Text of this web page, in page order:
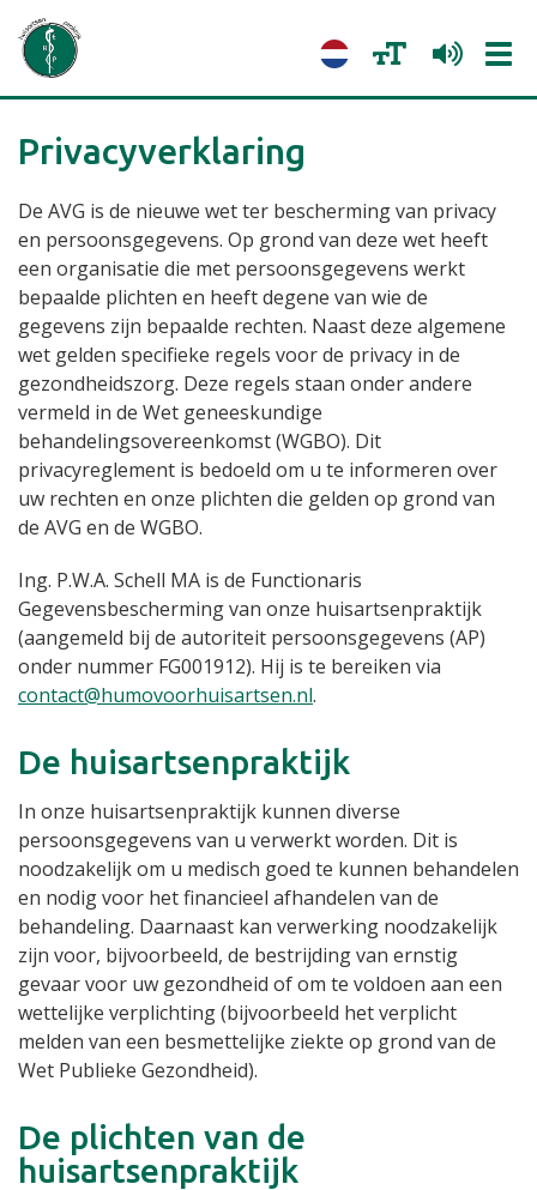
Privacyverklaring
De AVG is de nieuwe wet ter bescherming van privacy
en persoonsgegevens. Op grond van deze wet heeft
een organisatie die met persoonsgegevens werkt
bepaalde plichten en heeft degene van wie de
gegevens zijn bepaalde rechten. Naast deze algemene
wet gelden specifieke regels voor de privacy in de
gezondheidszorg. Deze regels staan onder andere
vermeld in de Wet geneeskundige
behandelingsovereenkomst (WGBO). Dit
privacyreglement is bedoeld om u te informeren over
uw rechten en onze plichten die gelden op grond van
de AVG en de WGBO.
Ing. P.W.A. Schell MA is de Functionaris
Gegevensbescherming van onze huisartsenpraktijk
(aangemeld bij de autoriteit persoonsgegevens (AP)
onder nummer FG001912). Hij is te bereiken via
contact@humovoorhuisartsen.nl.
De huisartsenpraktijk
In onze huisartsenpraktijk kunnen diverse
persoonsgegevens van u verwerkt worden. Dit is
noodzakelijk om u medisch goed te kunnen behandelen
en nodig voor het financieel afhandelen van de
behandeling. Daarnaast kan verwerking noodzakelijk
zijn voor, bijvoorbeeld, de bestrijding van ernstig
gevaar voor uw gezondheid of om te voldoen aan een
wettelijke verplichting (bijvoorbeeld het verplicht
melden van een besmettelijke ziekte op grond van de
Wet Publieke Gezondheid).
De plichten van de
huisartsenpraktijk